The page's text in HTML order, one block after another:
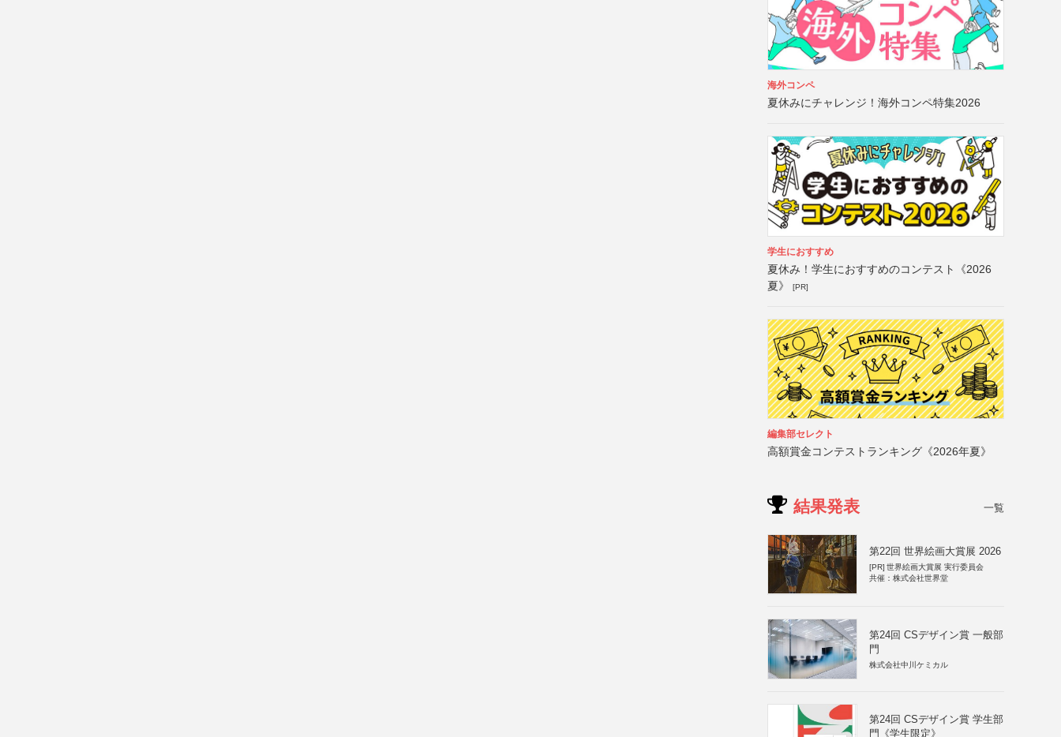
海外コンペ
夏休みにチャレンジ！海外コンペ特集2026
学生におすすめ
夏休み！学生におすすめのコンテスト《2026
夏》
[PR]
編集部セレクト
高額賞金コンテストランキング《2026年夏》
結果発表 一覧
第22回 世界絵画大賞展 2026
[PR] 世界絵画大賞展 実行委員会
共催：株式会社世界堂
第24回 CSデザイン賞 一般部
門
株式会社中川ケミカル
第24回 CSデザイン賞 学生部
門《学生限定》